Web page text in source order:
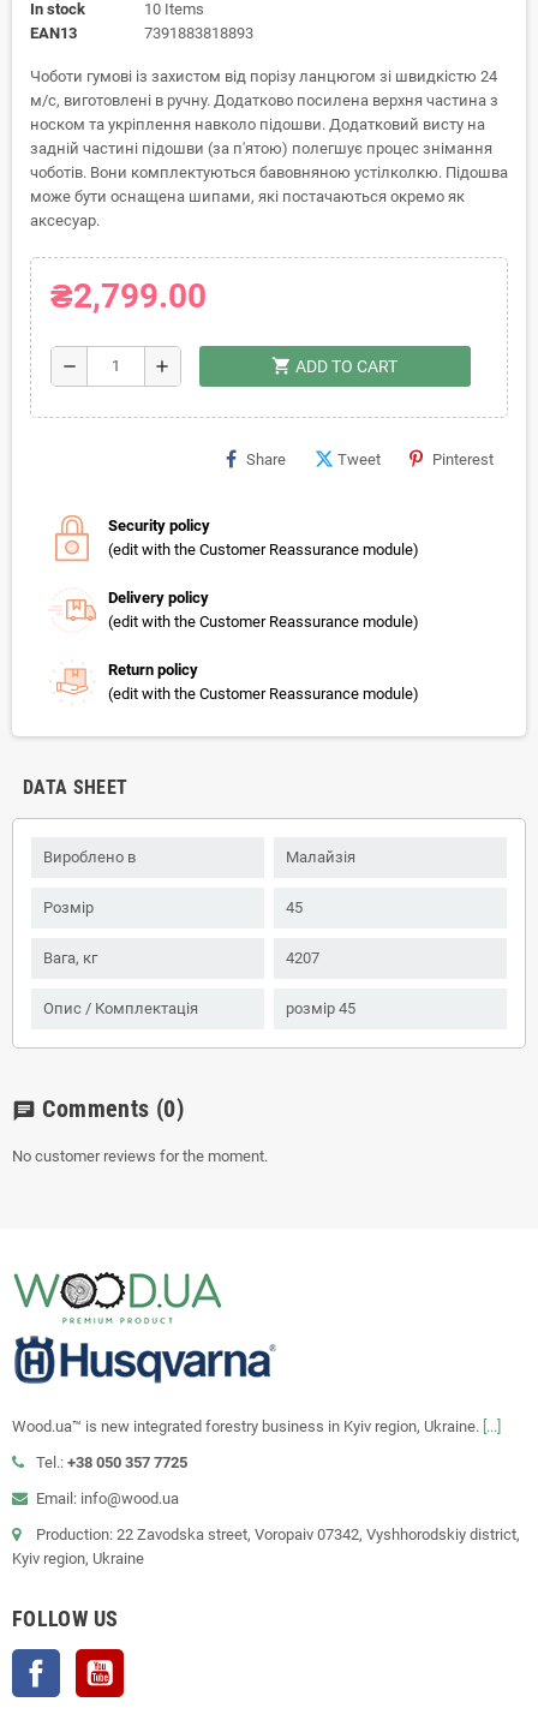
In stock
10 Items
EAN13
7391883818893
Чоботи гумові із захистом від порізу ланцюгом зі швидкістю 24
м/с, виготовлені в ручну. Додатково посилена верхня частина з
носком та укріплення навколо підошви. Додатковий висту на
задній частині підошви (за п'ятою) полегшує процес знімання
чоботів. Вони комплектуються бавовняною устілколкю. Підошва
може бути оснащена шипами, які постачаються окремо як
аксесуар.
₴2,799.00
remove add shopping_cart ADD TO CART
Share Tweet Pinterest
Security policy
(edit with the Customer Reassurance module)
Delivery policy
(edit with the Customer Reassurance module)
Return policy
(edit with the Customer Reassurance module)
DATA SHEET
Вироблено в Малайзія
Розмір 45
Вага, кг 4207
Опис / Комплектація розмір 45
chat Comments (0)
No customer reviews for the moment.
Wood.ua™ is new integrated forestry business in Kyiv region, Ukraine. [...]
Tel.: +38 050 357 7725
Email: info@wood.ua
Production: 22 Zavodska street, Voropaiv 07342, Vyshhorodskiy district,
Kyiv region, Ukraine
FOLLOW US
Facebook